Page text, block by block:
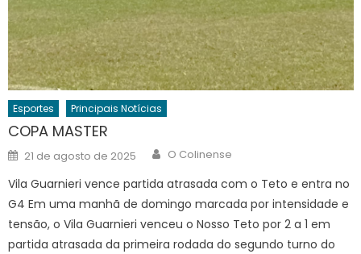
Esportes Principais Notícias
COPA MASTER
Posted
on
21 de agosto de 2025 Author
O Colinense
Vila Guarnieri vence partida atrasada com o Teto e entra no
G4 Em uma manhã de domingo marcada por intensidade e
tensão, o Vila Guarnieri venceu o Nosso Teto por 2 a 1 em
partida atrasada da primeira rodada do segundo turno do